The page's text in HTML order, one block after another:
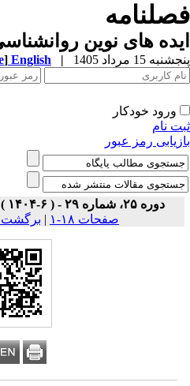
های نوین روانشناسی
15 مرداد 1405 |
English
]
ورود خودکار
نام
رمز عبور
دوره ۲۵، شماره ۲۹ - ( ۶-۱۴۰۴ )
صفحات ۱۸-۱
| برگشت